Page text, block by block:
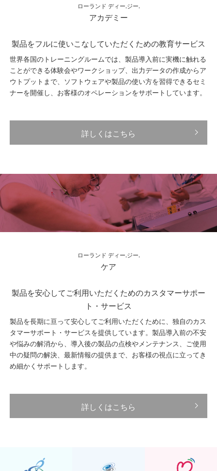
ローランド ディー.ジー.
アカデミー
製品をフルに使いこなしていただくための教育サービス
世界各国のトレーニングルームでは、製品導入前に実機に触れる
ことができる体験会やワークショップ、出力データの作成からア
ウトプットまで、ソフトウェアや製品の使い方を習得できるセミ
ナーを開催し、お客様のオペレーションをサポートしています。
詳しくはこちら
ローランド ディー.ジー.
ケア
製品を安心してご利用いただくためのカスタマーサポー
ト・サービス
製品を長期に亘って安心してご利用いただくために、独自のカス
タマーサポート・サービスを提供しています。製品導入前の不安
や悩みの解消から、導入後の製品の点検やメンテナンス、ご使用
中の疑問の解決、最新情報の提供まで、お客様の視点に立ってき
め細かくサポートします。
詳しくはこちら